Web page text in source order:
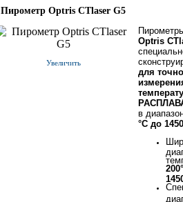
Пирометр Optris CTlaser G5
Увеличить
Optris
для
в
°C до